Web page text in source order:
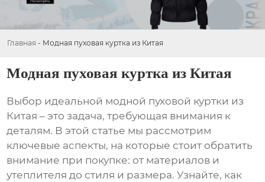
Главная - Модная пуховая куртка из Китая
Модная пуховая куртка из Китая
Выбор идеальной модной пуховой куртки из
Китая – это задача, требующая внимания к
деталям. В этой статье мы рассмотрим
ключевые аспекты, на которые стоит обратить
внимание при покупке: от материалов и
утеплителя до стиля и размера. Узнайте, как